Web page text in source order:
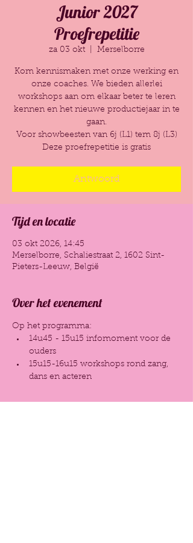
Junior 2027
Proefrepetitie
za 03 okt
  |
Merselborre
Kom kennismaken met onze werking en
onze coaches. We bieden allerlei
workshops aan om elkaar beter te leren
kennen en het nieuwe productiejaar in te
gaan.
Voor showbeesten van 6j (L1) tem 8j (L3)
Deze proefrepetitie is gratis
Antwoord
Tijd en locatie
03 okt 2026, 14:45
Merselborre, Schaliestraat 2, 1602 Sint-
Pieters-Leeuw, België
Over het evenement
Op het programma:
14u45 - 15u15 infomoment voor de
ouders
15u15-16u15 workshops rond zang,
dans en acteren